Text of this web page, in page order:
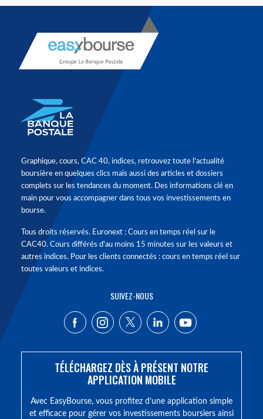
Graphique, cours, CAC 40, indices, retrouvez toute l'actualité
boursière en quelques clics mais aussi des articles et dossiers
complets sur les tendances du moment. Des informations clé en
main pour vous accompagner dans tous vos investissements en
bourse.
Tous droits réservés. Euronext : Cours en temps réel sur le
CAC40. Cours différés d'au moins 15 minutes sur les valeurs et
autres indices. Pour les clients connectés : cours en temps réel sur
toutes valeurs et indices.
SUIVEZ-NOUS
TÉLÉCHARGEZ DÈS À PRÉSENT NOTRE
APPLICATION MOBILE
Avec EasyBourse, vous profitez d’une application simple
et efficace pour gérer vos investissements boursiers ainsi